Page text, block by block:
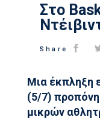
Στο
Share
Μια έκπληξη
(5/7)
μικρών